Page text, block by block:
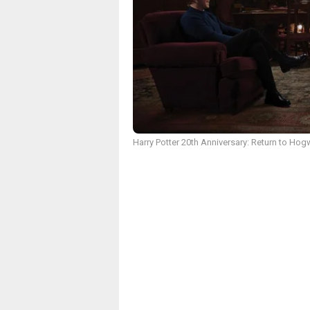
Harry Potter 20th Anniversary: Return to